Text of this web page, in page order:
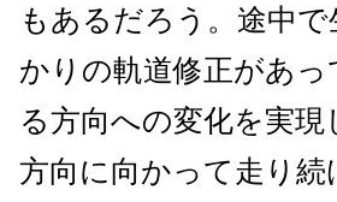
もあるだろう。途中
かりの軌道修正があ
る方向への変化を実
方向に向かって走り